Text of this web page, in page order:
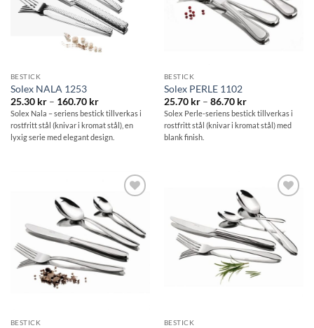
BESTICK
Solex NALA 1253
25.30 kr – 160.70 krPrisintervall:
25.30 kr
till
160.70 kr
Solex Nala – seriens bestick tillverkas i
rostfritt stål (knivar i kromat stål), en
lyxig serie med elegant design.
BESTICK
Solex PERLE 1102
25.70 kr – 86.70 krPrisintervall:
25.70 kr
till
86.70 kr
Solex Perle-seriens bestick tillverkas i
rostfritt stål (knivar i kromat stål) med
blank finish.
Lägg till i
önskelistan
BESTICK
Lägg till i
önskelistan
BESTICK